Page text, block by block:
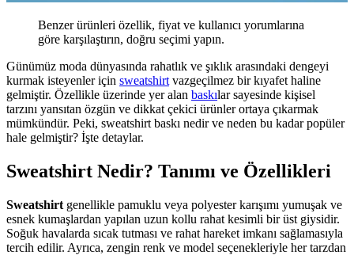
Benzer ürünleri özellik, fiyat ve kullanıcı yorumlarına
göre karşılaştırın, doğru seçimi yapın.
Günümüz moda dünyasında rahatlık ve şıklık arasındaki dengeyi
kurmak isteyenler için sweatshirt vazgeçilmez bir kıyafet haline
gelmiştir. Özellikle üzerinde yer alan baskılar sayesinde kişisel
tarzını yansıtan özgün ve dikkat çekici ürünler ortaya çıkarmak
mümkündür. Peki, sweatshirt baskı nedir ve neden bu kadar popüler
hale gelmiştir? İşte detaylar.
Sweatshirt Nedir? Tanımı ve Özellikleri
Sweatshirt genellikle pamuklu veya polyester karışımı yumuşak ve
esnek kumaşlardan yapılan uzun kollu rahat kesimli bir üst giysidir.
Soğuk havalarda sıcak tutması ve rahat hareket imkanı sağlamasıyla
tercih edilir. Ayrıca, zengin renk ve model seçenekleriyle her tarzdan